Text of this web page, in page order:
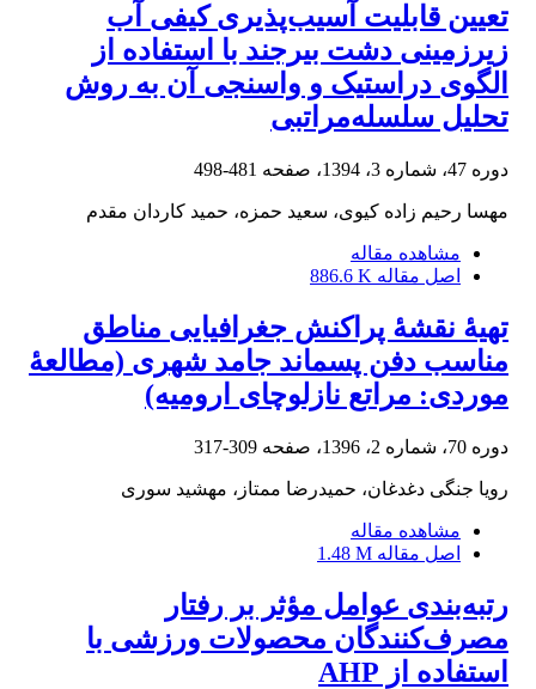
تعیین قابلیت آسیب‌پذیری کیفی آب
زیرزمینی دشت بیرجند با استفاده از
الگوی دراستیک و واسنجی آن به روش
تحلیل سلسله‌مراتبی
دوره 47، شماره 3، 1394، صفحه 481-498
مهسا رحیم زاده کیوی، سعید حمزه، حمید کاردان مقدم
مشاهده مقاله
اصل مقاله 886.6 K
تهیۀ نقشۀ پراکنش جغرافیایی مناطق
مناسب دفن پسماند جامد شهری (مطالعۀ
موردی: مراتع نازلوچای ارومیه)
دوره 70، شماره 2، 1396، صفحه 309-317
رویا جنگی دغدغان، حمیدرضا ممتاز، مهشید سوری
مشاهده مقاله
اصل مقاله 1.48 M
رتبه‌بندی عوامل مؤثر بر رفتار
مصرف‌کنندگان محصولات ورزشی با
استفاده از AHP